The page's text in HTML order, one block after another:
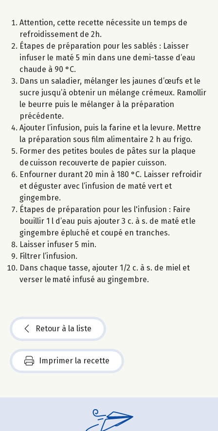
Attention, cette recette nécessite un temps de
refroidissement de 2h.
Étapes de préparation pour les sablés : Laisser
infuser le maté 5 min dans une demi-tasse d’eau
chaude à 90 °C.
Dans un saladier, mélanger les jaunes d’œufs et le
sucre jusqu’à obtenir un mélange crémeux. Ramollir
le beurre puis le mélanger à la préparation
précédente.
Ajouter l’infusion, puis la farine et la levure. Mettre
la préparation sous film alimentaire 2 h au frigo.
Former des petites boules de pâtes sur la plaque
de cuisson recouverte de papier cuisson.
Enfourner durant 20 min à 180 °C. Laisser refroidir
et déguster avec l’infusion de maté vert et
gingembre.
Étapes de préparation pour les l'infusion : Faire
bouillir 1 l d’eau puis ajouter 3 c. à s. de maté et le
gingembre épluché et coupé en tranches.
Laisser infuser 5 min.
Filtrer l’infusion.
Dans chaque tasse, ajouter 1/2 c. à s. de miel et
verser le maté infusé au gingembre.
Retour à la liste
Imprimer la recette